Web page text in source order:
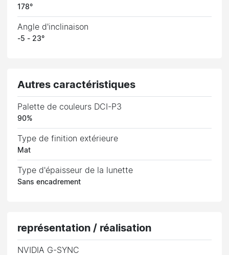
178°
Angle d'inclinaison
-5 - 23°
Autres caractéristiques
Palette de couleurs DCI-P3
90%
Type de finition extérieure
Mat
Type d'épaisseur de la lunette
Sans encadrement
représentation / réalisation
NVIDIA G-SYNC